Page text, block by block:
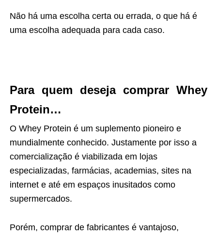
Não há uma escolha certa ou errada, o que há é
uma escolha adequada para cada caso.
Para quem deseja comprar Whey
Protein…
O Whey Protein é um suplemento pioneiro e
mundialmente conhecido. Justamente por isso a
comercialização é viabilizada em lojas
especializadas, farmácias, academias, sites na
internet e até em espaços inusitados como
supermercados.
Porém, comprar de fabricantes é vantajoso,